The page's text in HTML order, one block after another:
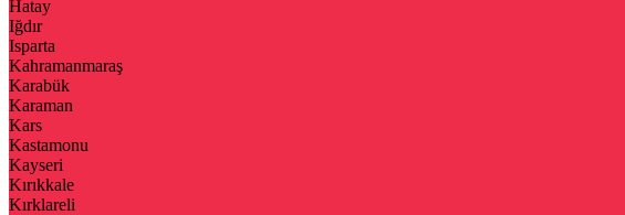
Hatay
Iğdır
Isparta
Kahramanmaraş
Karabük
Karaman
Kars
Kastamonu
Kayseri
Kırıkkale
Kırklareli